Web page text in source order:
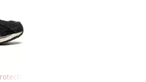
Pack Black черные